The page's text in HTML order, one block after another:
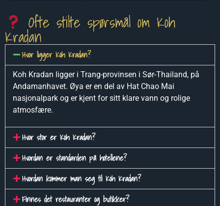
Ofte stilte spørsmål om Koh
Kradan
Hvor ligger Koh Kradan?
Koh Kradan ligger i Trang-provinsen i Sør-Thailand, på
Andamanhavet. Øya er en del av Hat Chao Mai
nasjonalpark og er kjent for sitt klare vann og rolige
atmosfære.
Hvor stor er Koh Kradan?
Hvordan er standarden på hotellene?
Hvordan kommer man seg til Koh Kradan?
Finnes det restauranter og butikker?